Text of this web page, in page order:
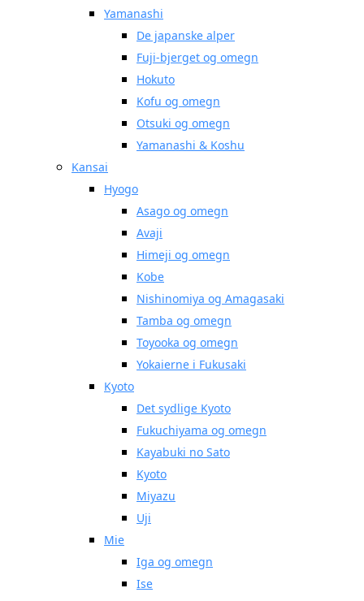
Yamanashi
De japanske alper
Fuji-bjerget og omegn
Hokuto
Kofu og omegn
Otsuki og omegn
Yamanashi & Koshu
Kansai
Hyogo
Asago og omegn
Avaji
Himeji og omegn
Kobe
Nishinomiya og Amagasaki
Tamba og omegn
Toyooka og omegn
Yokaierne i Fukusaki
Kyoto
Det sydlige Kyoto
Fukuchiyama og omegn
Kayabuki no Sato
Kyoto
Miyazu
Uji
Mie
Iga og omegn
Ise